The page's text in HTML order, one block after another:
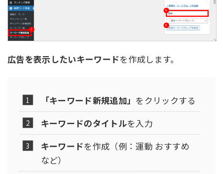
広告を表示したいキーワードを作成します。
「キーワード新規追加」 をクリックする
キーワードのタイトルを入力
キーワードを作成（例：運動 おすすめ
など）